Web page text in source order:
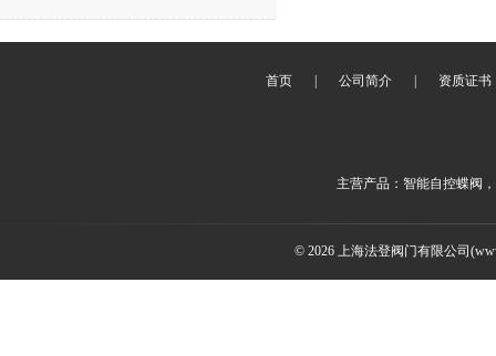
首页 公司简介 资质证书
主营产品：智能自控蝶阀
© 2026 上海法登阀门有限公司